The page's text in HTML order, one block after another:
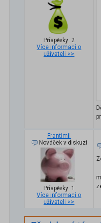
Příspěvky: 2
Více informací o
uživateli >>
Frantimil
Nováček v diskuzi
Příspěvky: 1
Více informací o
uživateli >>